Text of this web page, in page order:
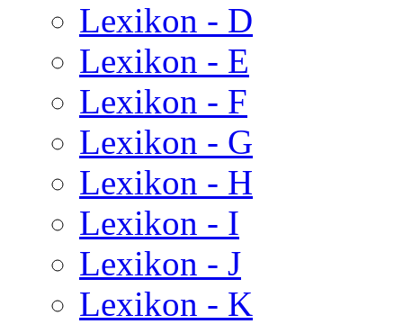
Lexikon - D
Lexikon - E
Lexikon - F
Lexikon - G
Lexikon - H
Lexikon - I
Lexikon - J
Lexikon - K